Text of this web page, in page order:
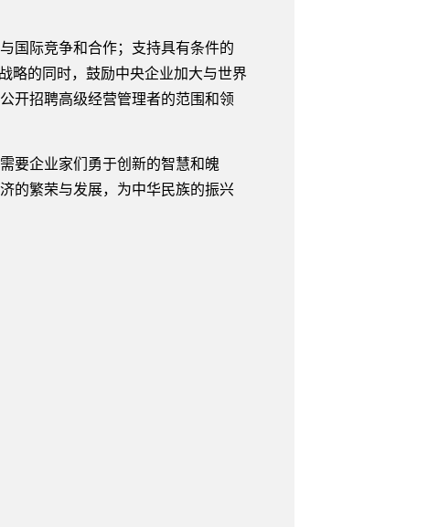
国际竞争和合作；支持具有条件的
略的同时，鼓励中央企业加大与世界
开招聘高级经营管理者的范围和领
要企业家们勇于创新的智慧和魄
的繁荣与发展，为中华民族的振兴